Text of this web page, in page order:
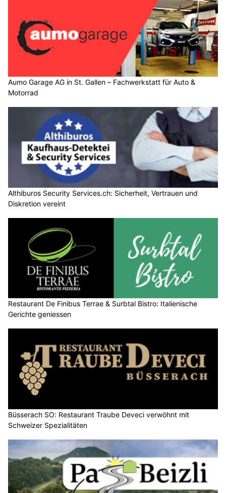
Aumo Garage AG in St. Gallen – Fachwerkstatt für Auto &
Motorrad
Althiburos Security Services.ch: Sicherheit, Vertrauen und
Diskretion vereint
Restaurant De Finibus Terrae & Surbtal Bistro: Italienische
Gerichte geniessen
Büsserach SO: Restaurant Traube Deveci verwöhnt mit
Schweizer Spezialitäten